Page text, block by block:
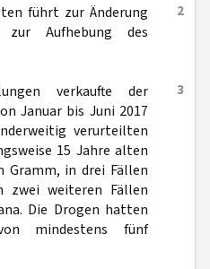
2
führt zur Änderung
zur Aufhebung des
3
verkaufte der
Januar bis Juni 2017
verurteilten
15 Jahre alten
Gramm, in drei Fällen
zwei weiteren Fällen
Die Drogen hatten
mindestens fünf